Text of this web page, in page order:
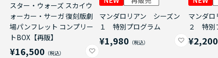
スター・ウォーズ スカイウ
ォーカー・サーガ 復刻版劇
場パンフレット コンプリー
トBOX【再販】
¥16,500
マンダロリアン シーズン
１ 特別プログラム
¥1,980
マンダ
２ 特別
¥2,200